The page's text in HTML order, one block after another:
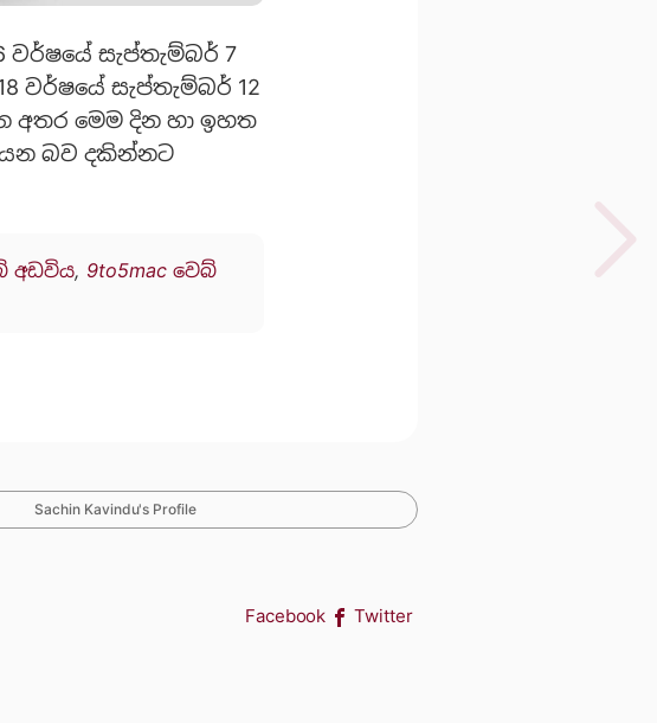
වර්ෂයේ සැප්තැම්බර් 7
වර්ෂයේ සැප්තැම්බර් 12
අතර මෙම දින හා ඉහත
යන බව දකින්නට
අඩවිය, 9to5mac වෙබ්
Sachin Kavindu's Profile
Facebook Twitter